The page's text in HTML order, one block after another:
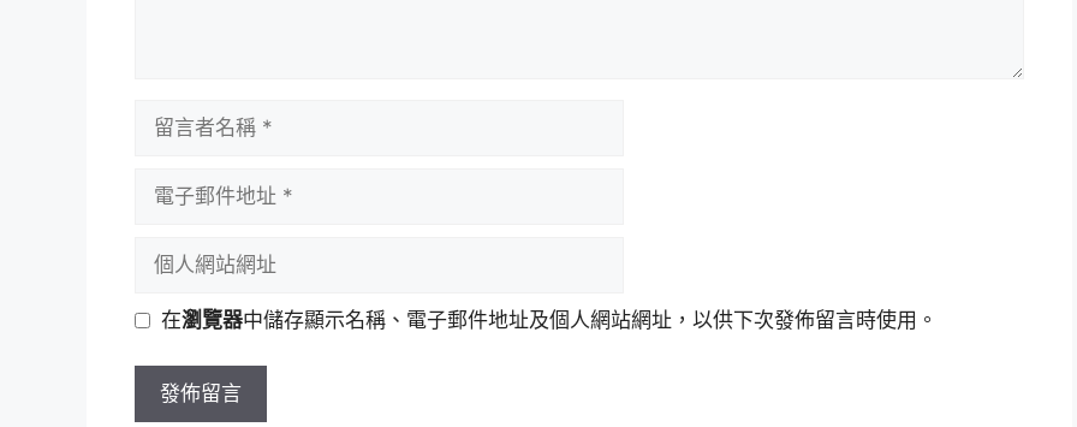
址
網
網
在瀏覽器中儲存顯示名稱、電子郵件地址及個人網站網址，以供下次發佈留言時使用。